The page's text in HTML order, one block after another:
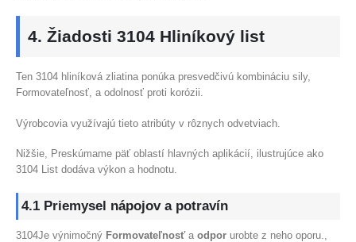
4. Žiadosti 3104 Hliníkový list
Ten 3104 hliníková zliatina ponúka presvedčivú kombináciu sily,
Formovateľnosť, a odolnosť proti korózii.
Výrobcovia využívajú tieto atribúty v rôznych odvetviach.
Nižšie, Preskúmame päť oblastí hlavných aplikácií, ilustrujúce ako
3104 List dodáva výkon a hodnotu.
4.1 Priemysel nápojov a potravín
3104Je výnimočný Formovateľnosťa odpor urobte z neho oporu.,